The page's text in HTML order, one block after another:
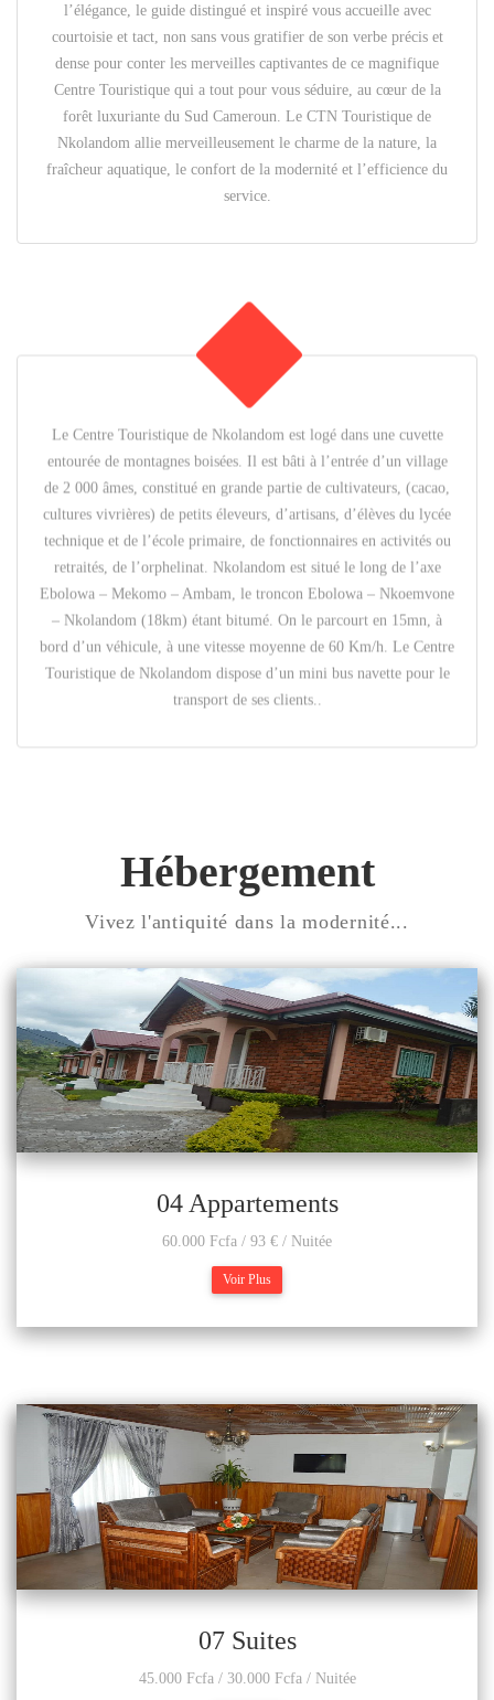
l’élégance, le guide distingué et inspiré vous accueille avec
courtoisie et tact, non sans vous gratifier de son verbe précis et
dense pour conter les merveilles captivantes de ce magnifique
Centre Touristique qui a tout pour vous séduire, au cœur de la
forêt luxuriante du Sud Cameroun. Le CTN Touristique de
Nkolandom allie merveilleusement le charme de la nature, la
fraîcheur aquatique, le confort de la modernité et l’efficience du
service.
Le Centre Touristique de Nkolandom est logé dans une cuvette
entourée de montagnes boisées. Il est bâti à l’entrée d’un village
de 2 000 âmes, constitué en grande partie de cultivateurs, (cacao,
cultures vivrières) de petits éleveurs, d’artisans, d’élèves du lycée
technique et de l’école primaire, de fonctionnaires en activités ou
retraités, de l’orphelinat. Nkolandom est situé le long de l’axe
Ebolowa – Mekomo – Ambam, le troncon Ebolowa – Nkoemvone
– Nkolandom (18km) étant bitumé. On le parcourt en 15mn, à
bord d’un véhicule, à une vitesse moyenne de 60 Km/h. Le Centre
Touristique de Nkolandom dispose d’un mini bus navette pour le
transport de ses clients..
Hébergement
Vivez l'antiquité dans la modernité...
04 Appartements
60.000 Fcfa / 93 € / Nuitée
Voir Plus
07 Suites
45.000 Fcfa / 30.000 Fcfa / Nuitée